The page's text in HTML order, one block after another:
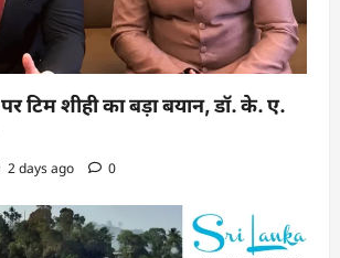
टिम शीही का बड़ा बयान, डॉ. के. ए.
2 days ago 0